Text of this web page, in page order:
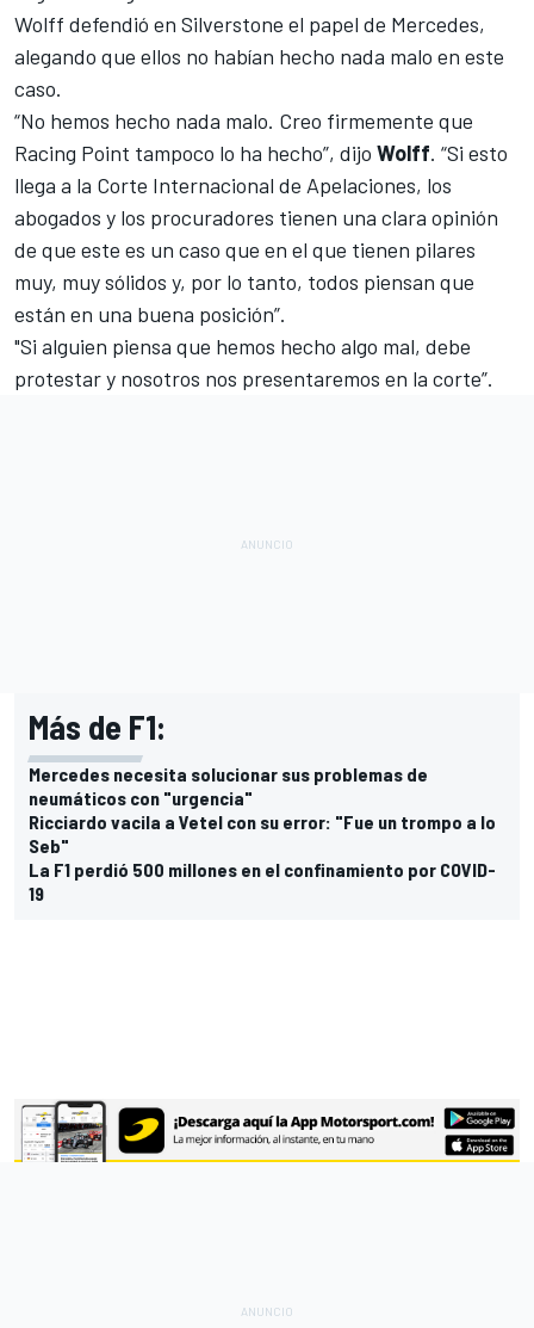
Wolff defendió en Silverstone el papel de Mercedes,
alegando que ellos no habían hecho nada malo en este
caso.
“No hemos hecho nada malo. Creo firmemente que
Racing Point tampoco lo ha hecho”, dijo Wolff. “Si esto
llega a la Corte Internacional de Apelaciones, los
abogados y los procuradores tienen una clara opinión
de que este es un caso que en el que tienen pilares
muy, muy sólidos y, por lo tanto, todos piensan que
están en una buena posición”.
"Si alguien piensa que hemos hecho algo mal, debe
protestar y nosotros nos presentaremos en la corte”.
Más de F1:
Mercedes necesita solucionar sus problemas de
neumáticos con "urgencia"
Ricciardo vacila a Vetel con su error: "Fue un trompo a lo
Seb"
La F1 perdió 500 millones en el confinamiento por COVID-
19